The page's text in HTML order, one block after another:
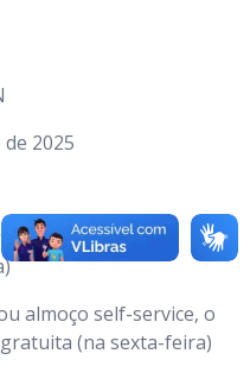
2025
para todas as
almoço self-service, o
(na sexta-feira)